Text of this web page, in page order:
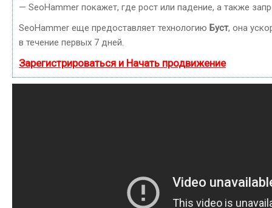
— SeoHammer покажет, где рост или падение, а также
SeoHammer еще предоставляет технологию Буст, она
в течение первых 7 дней.
Зарегистрироваться и Начать продвижение